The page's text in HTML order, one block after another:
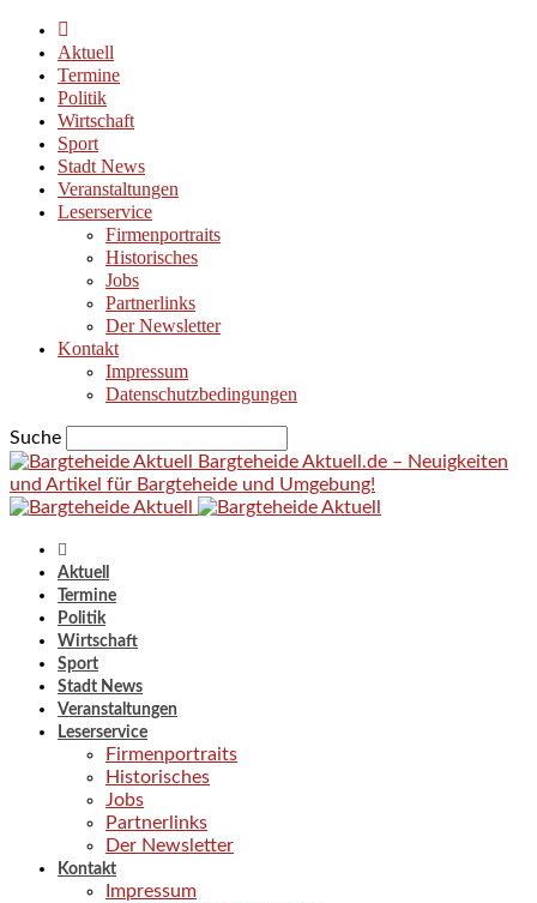
Aktuell
Termine
Politik
Wirtschaft
Sport
Stadt News
Veranstaltungen
Leserservice
Firmenportraits
Historisches
Jobs
Partnerlinks
Der Newsletter
Kontakt
Impressum
Datenschutzbedingungen
Suche
Bargteheide Aktuell.de – Neuigkeiten
und Artikel für Bargteheide und Umgebung!
Aktuell
Termine
Politik
Wirtschaft
Sport
Stadt News
Veranstaltungen
Leserservice
Firmenportraits
Historisches
Jobs
Partnerlinks
Der Newsletter
Kontakt
Impressum